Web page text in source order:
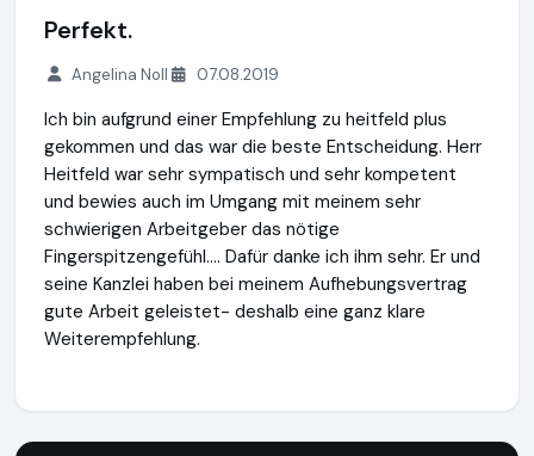
Perfekt.
Angelina Noll 07.08.2019
Ich bin aufgrund einer Empfehlung zu heitfeld plus
gekommen und das war die beste Entscheidung. Herr
Heitfeld war sehr sympatisch und sehr kompetent
und bewies auch im Umgang mit meinem sehr
schwierigen Arbeitgeber das nötige
Fingerspitzengefühl.... Dafür danke ich ihm sehr. Er und
seine Kanzlei haben bei meinem Aufhebungsvertrag
gute Arbeit geleistet- deshalb eine ganz klare
Weiterempfehlung.